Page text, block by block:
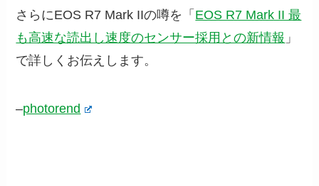
さらにEOS R7 Mark IIの噂を「 EOS R7 Mark II 最
も高速な読出し速度のセンサー採用との新情報 」
で詳しくお伝えします。
–photorend